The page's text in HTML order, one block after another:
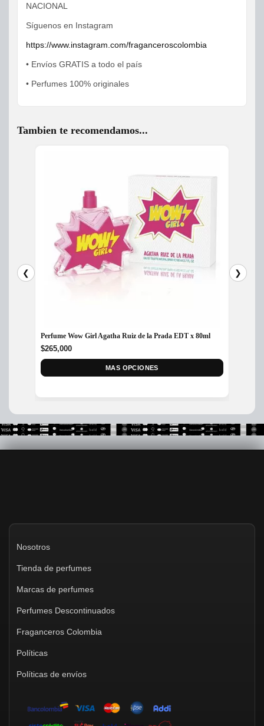
NACIONAL
Síguenos en Instagram
https://www.instagram.com/fraganceroscolombia
• Envíos GRATIS a todo el país
• Perfumes 100% originales
Tambien te recomendamos...
❮
Perfume Wow Girl Agatha Ruiz de la Prada EDT x 80ml
$265,000
MAS OPCIONES
❯
Nosotros
Tienda de perfumes
Marcas de perfumes
Perfumes Descontinuados
Fraganceros Colombia
Políticas
Políticas de envíos